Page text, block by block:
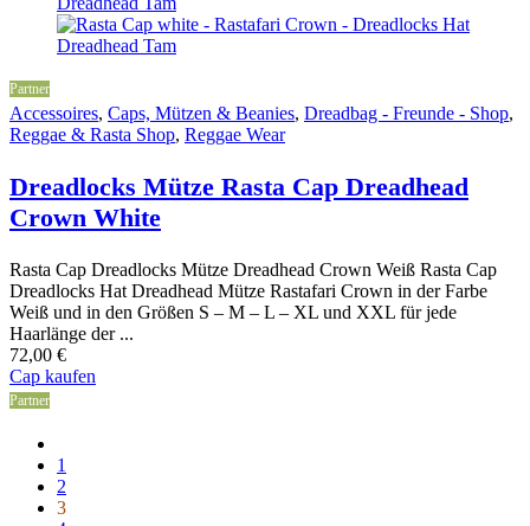
Partner
Accessoires, Caps, Mützen & Beanies, Dreadbag - Freunde - Shop,
Reggae & Rasta Shop, Reggae Wear
Dreadlocks Mütze Rasta Cap Dreadhead
Crown White
Rasta Cap Dreadlocks Mütze Dreadhead Crown Weiß Rasta Cap
Dreadlocks Hat Dreadhead Mütze Rastafari Crown in der Farbe
Weiß und in den Größen S – M – L – XL und XXL für jede
Haarlänge der ...
72,00 €
Cap kaufen
Partner
1
2
3